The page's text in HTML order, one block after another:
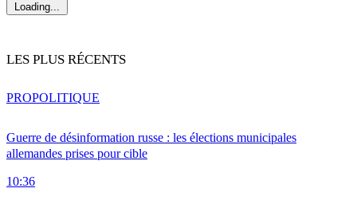
Loading...
LES PLUS RÉCENTS
Guerre de désinformation russe : les élections municipales
allemandes prises pour cible
10:36
PROPOLITIQUE